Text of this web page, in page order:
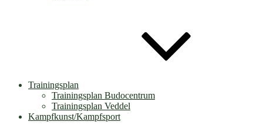
Trainingsplan
Trainingsplan Budocentrum
Trainingsplan Veddel
Kampfkunst/Kampfsport